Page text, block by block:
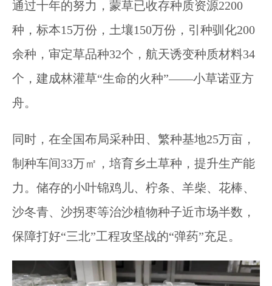
通过十年的努力，蒙草已收存种质资源2200
种，标本15万份，土壤150万份，引种驯化200
余种，审定草品种32个，航天诱变种质材料34
个，建成林灌草“生命的火种”——小草诺亚方
舟。
同时，在全国布局采种田、繁种基地25万亩，
制种车间33万㎡，培育乡土草种，提升生产能
力。储存的小叶锦鸡儿、柠条、羊柴、花棒、
沙冬青、沙拐枣等治沙植物种子近市场半数，
保障打好“三北”工程攻坚战的“弹药”充足。